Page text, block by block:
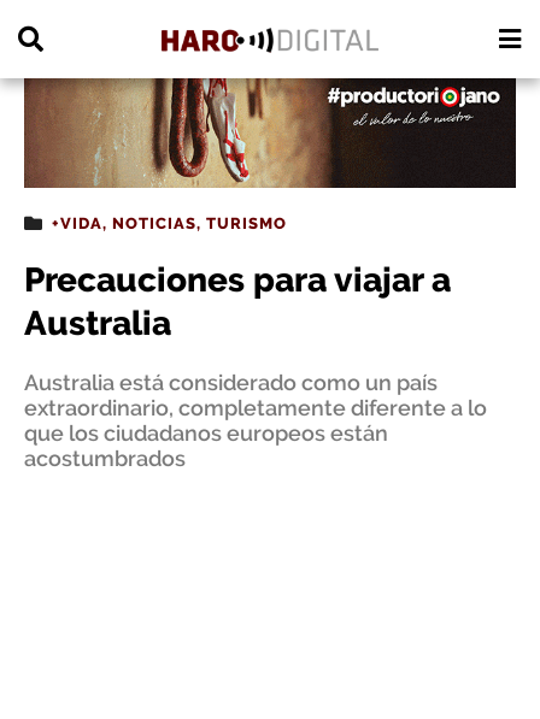
+VIDA, NOTICIAS, TURISMO
Precauciones para viajar a
Australia
Australia está considerado como un país
extraordinario, completamente diferente a lo
que los ciudadanos europeos están
acostumbrados